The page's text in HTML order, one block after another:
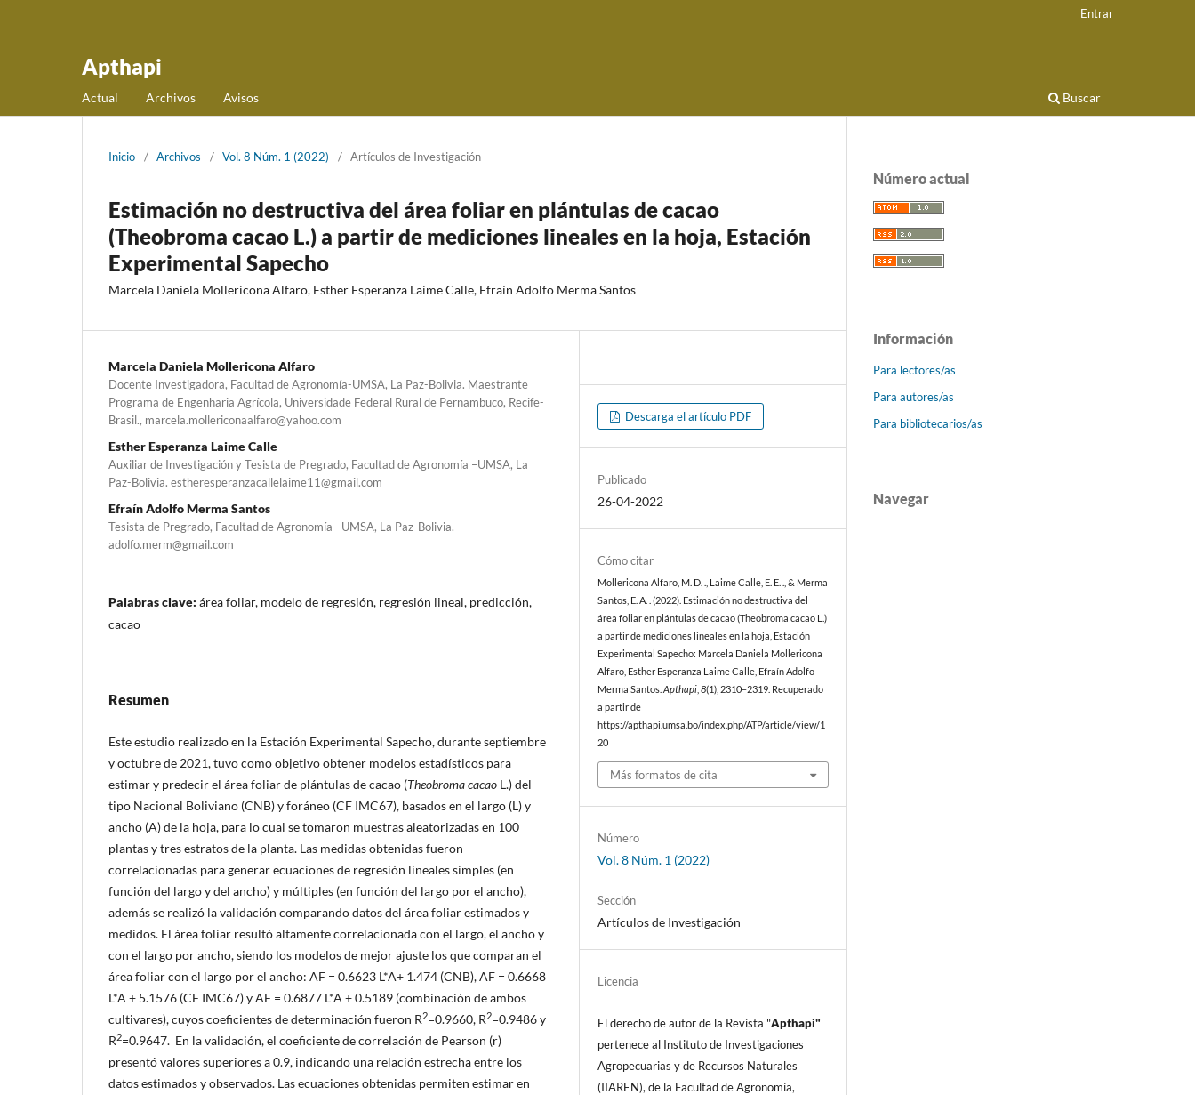
Apthapi
Actual Archivos Avisos Buscar
Entrar
Inicio / Archivos / Vol. 8 Núm. 1 (2022) / Artículos de Investigación
Estimación no destructiva del área foliar en plántulas de cacao
(Theobroma cacao L.) a partir de mediciones lineales en la hoja, Estación
Experimental Sapecho
Marcela Daniela Mollericona Alfaro, Esther Esperanza Laime Calle, Efraín Adolfo Merma Santos
Marcela Daniela Mollericona Alfaro
Docente Investigadora, Facultad de Agronomía-UMSA, La Paz-Bolivia. Maestrante
Programa de Engenharia Agrícola, Universidade Federal Rural de Pernambuco, Recife-
Brasil., marcela.mollericonaalfaro@yahoo.com
Esther Esperanza Laime Calle
Auxiliar de Investigación y Tesista de Pregrado, Facultad de Agronomía –UMSA, La
Paz-Bolivia. estheresperanzacallelaime11@gmail.com
Efraín Adolfo Merma Santos
Tesista de Pregrado, Facultad de Agronomía –UMSA, La Paz-Bolivia.
adolfo.merm@gmail.com
Palabras clave: área foliar, modelo de regresión, regresión lineal, predicción,
cacao
Resumen
Este estudio realizado en la Estación Experimental Sapecho, durante septiembre
y octubre de 2021, tuvo como objetivo obtener modelos estadísticos para
estimar y predecir el área foliar de plántulas de cacao (Theobroma cacao L.) del
tipo Nacional Boliviano (CNB) y foráneo (CF IMC67), basados en el largo (L) y
ancho (A) de la hoja, para lo cual se tomaron muestras aleatorizadas en 100
plantas y tres estratos de la planta. Las medidas obtenidas fueron
correlacionadas para generar ecuaciones de regresión lineales simples (en
función del largo y del ancho) y múltiples (en función del largo por el ancho),
además se realizó la validación comparando datos del área foliar estimados y
medidos. El área foliar resultó altamente correlacionada con el largo, el ancho y
con el largo por ancho, siendo los modelos de mejor ajuste los que comparan el
área foliar con el largo por el ancho: AF = 0.6623 L*A+ 1.474 (CNB), AF = 0.6668
L*A + 5.1576 (CF IMC67) y AF = 0.6877 L*A + 0.5189 (combinación de ambos
cultivares), cuyos coeficientes de determinación fueron R2=0.9660, R2=0.9486 y
R2=0.9647. En la validación, el coeficiente de correlación de Pearson (r)
presentó valores superiores a 0.9, indicando una relación estrecha entre los
datos estimados y observados. Las ecuaciones obtenidas permiten estimar en
Descarga el artículo PDF
Publicado
26-04-2022
Cómo citar
Mollericona Alfaro, M. D. ., Laime Calle, E. E. ., & Merma
Santos, E. A. . (2022). Estimación no destructiva del
área foliar en plántulas de cacao (Theobroma cacao L.)
a partir de mediciones lineales en la hoja, Estación
Experimental Sapecho: Marcela Daniela Mollericona
Alfaro, Esther Esperanza Laime Calle, Efraín Adolfo
Merma Santos.Apthapi ,8(1), 2310–2319. Recuperado
a partir de
https://apthapi.umsa.bo/index.php/ATP/article/view/1
20
Más formatos de cita
Número
Vol. 8 Núm. 1 (2022)
Sección
Artículos de Investigación
Licencia
El derecho de autor de la Revista "Apthapi"
pertenece al Instituto de Investigaciones
Agropecuarias y de Recursos Naturales
(IIAREN), de la Facultad de Agronomí­a,
Número actual
Información
Para lectores/as
Para autores/as
Para bibliotecarios/as
Navegar